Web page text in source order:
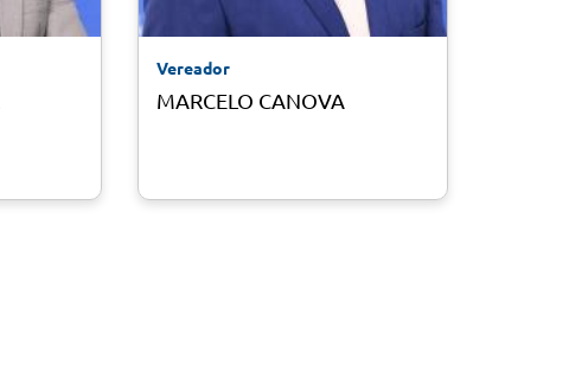
Vereador
MARCELO CANOVA